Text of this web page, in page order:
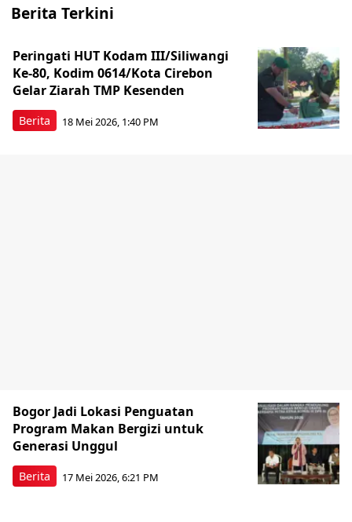
Berita Terkini
Berita
Peringati HUT Kodam III/Siliwangi
Ke-80, Kodim 0614/Kota Cirebon
Gelar Ziarah TMP Kesenden
18 Mei 2026, 1:40 PM
Berita
Bogor Jadi Lokasi Penguatan
Program Makan Bergizi untuk
Generasi Unggul
17 Mei 2026, 6:21 PM